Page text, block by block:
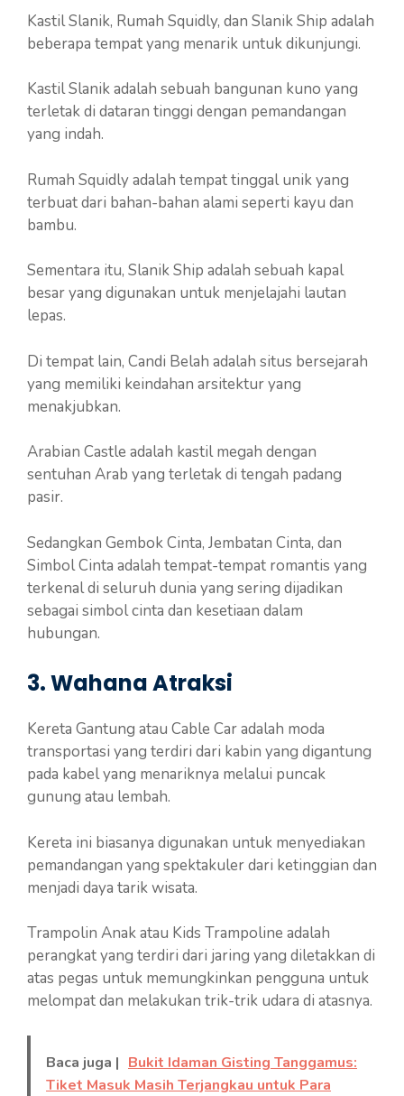
Kastil Slanik, Rumah Squidly, dan Slanik Ship adalah
beberapa tempat yang menarik untuk dikunjungi.
Kastil Slanik adalah sebuah bangunan kuno yang
terletak di dataran tinggi dengan pemandangan
yang indah.
Rumah Squidly adalah tempat tinggal unik yang
terbuat dari bahan-bahan alami seperti kayu dan
bambu.
Sementara itu, Slanik Ship adalah sebuah kapal
besar yang digunakan untuk menjelajahi lautan
lepas.
Di tempat lain, Candi Belah adalah situs bersejarah
yang memiliki keindahan arsitektur yang
menakjubkan.
Arabian Castle adalah kastil megah dengan
sentuhan Arab yang terletak di tengah padang
pasir.
Sedangkan Gembok Cinta, Jembatan Cinta, dan
Simbol Cinta adalah tempat-tempat romantis yang
terkenal di seluruh dunia yang sering dijadikan
sebagai simbol cinta dan kesetiaan dalam
hubungan.
3. Wahana Atraksi
Kereta Gantung atau Cable Car adalah moda
transportasi yang terdiri dari kabin yang digantung
pada kabel yang menariknya melalui puncak
gunung atau lembah.
Kereta ini biasanya digunakan untuk menyediakan
pemandangan yang spektakuler dari ketinggian dan
menjadi daya tarik wisata.
Trampolin Anak atau Kids Trampoline adalah
perangkat yang terdiri dari jaring yang diletakkan di
atas pegas untuk memungkinkan pengguna untuk
melompat dan melakukan trik-trik udara di atasnya.
Baca juga | Bukit Idaman Gisting Tanggamus:
Tiket Masuk Masih Terjangkau untuk Para